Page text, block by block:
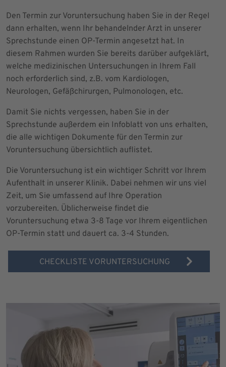
Den Termin zur Voruntersuchung haben Sie in der Regel
dann erhalten, wenn Ihr behandelnder Arzt in unserer
Sprechstunde einen OP-Termin angesetzt hat. In
diesem Rahmen wurden Sie bereits darüber aufgeklärt,
welche medizinischen Untersuchungen in Ihrem Fall
noch erforderlich sind, z.B. vom Kardiologen,
Neurologen, Gefäßchirurgen, Pulmonologen, etc.
Damit Sie nichts vergessen, haben Sie in der
Sprechstunde außerdem ein Infoblatt von uns erhalten,
die alle wichtigen Dokumente für den Termin zur
Voruntersuchung übersichtlich auflistet.
Die Voruntersuchung ist ein wichtiger Schritt vor Ihrem
Aufenthalt in unserer Klinik. Dabei nehmen wir uns viel
Zeit, um Sie umfassend auf Ihre Operation
vorzubereiten. Üblicherweise findet die
Voruntersuchung etwa 3-8 Tage vor Ihrem eigentlichen
OP-Termin statt und dauert ca. 3-4 Stunden.
CHECKLISTE VORUNTERSUCHUNG